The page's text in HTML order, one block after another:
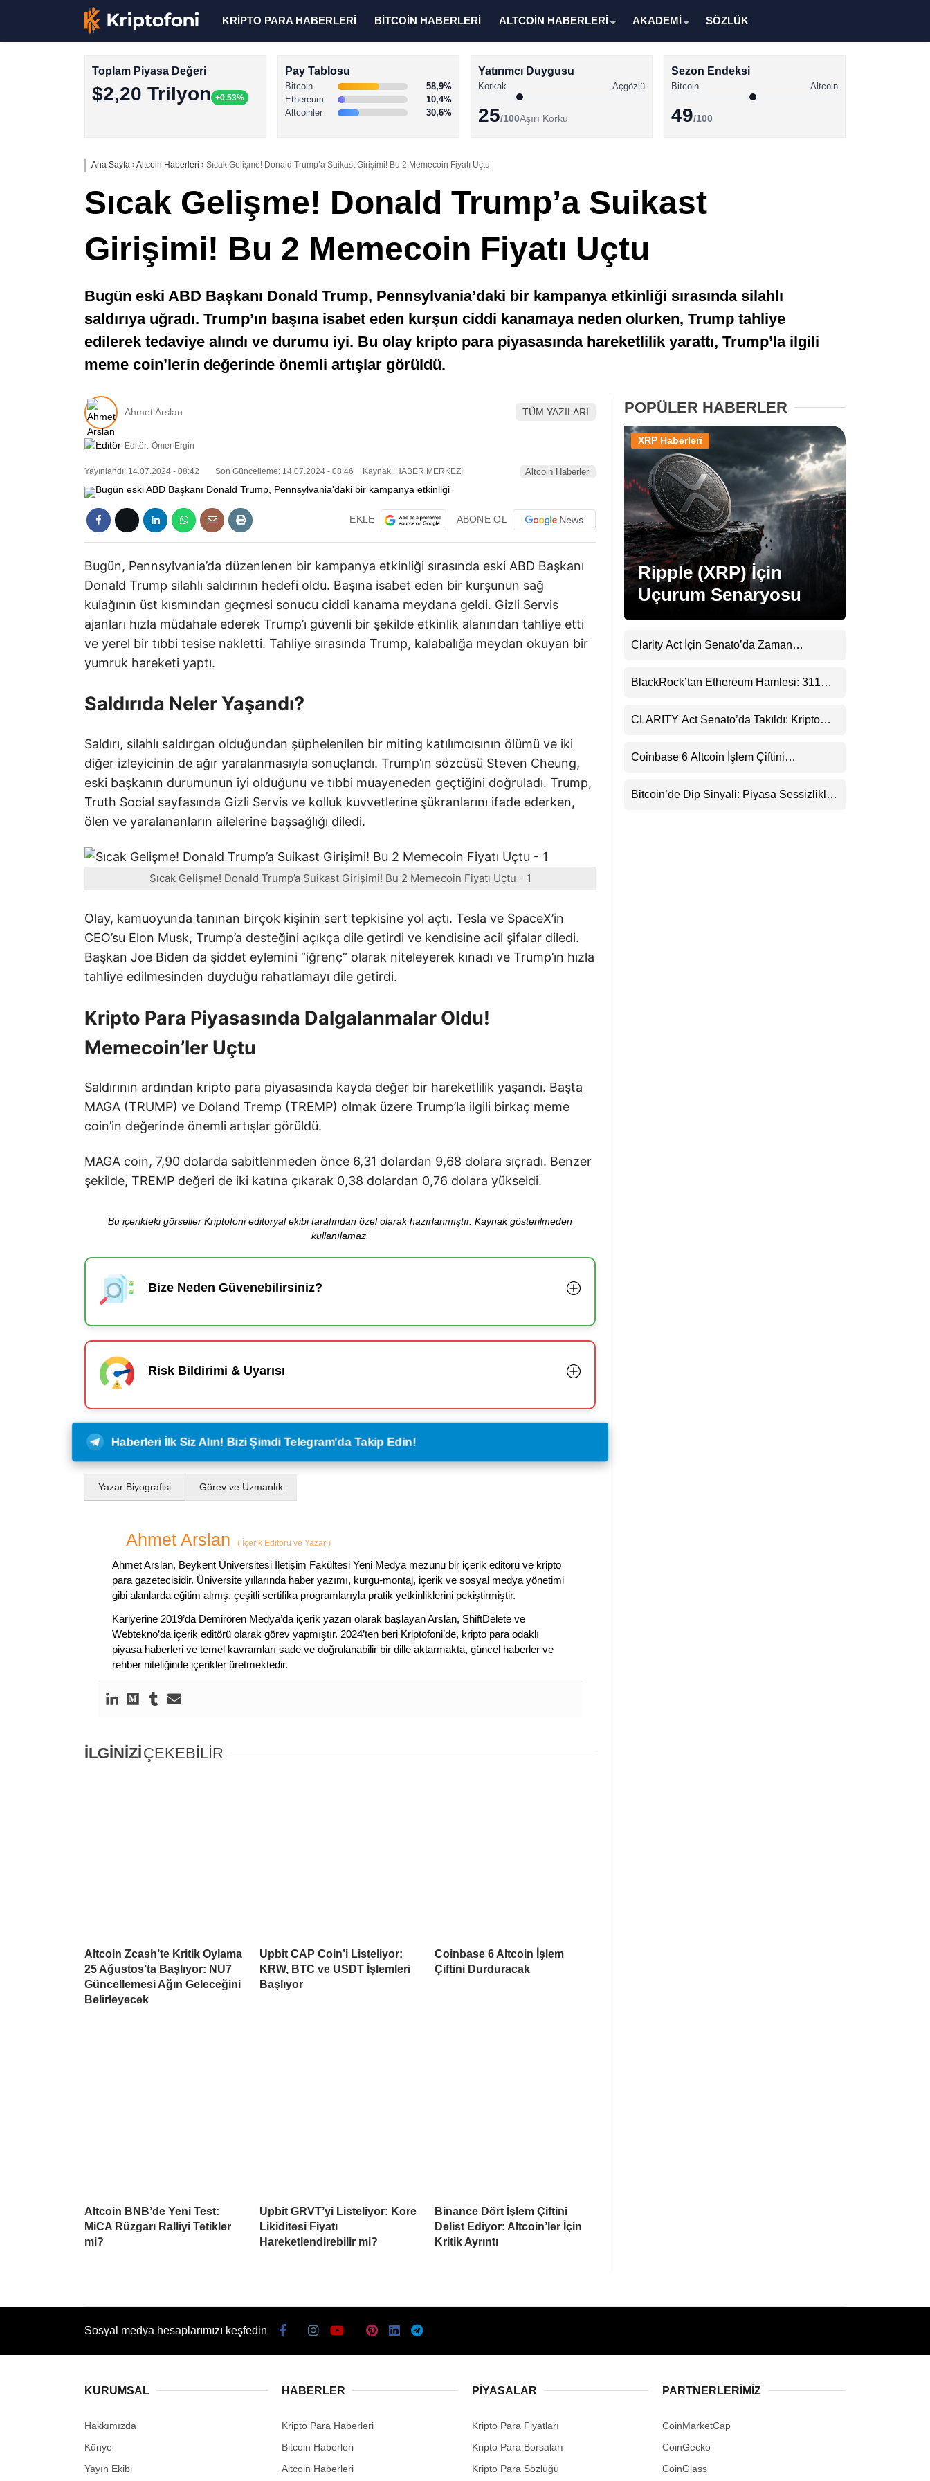
Stablecoin Haberleri
Instagram
Youtube
TikTok
KRİPTO PARA HABERLERİ BİTCOİN HABERLERİ ALTCOİN HABERLERİ AKADEMİ SÖZLÜK
Toplam Piyasa Değeri
$2,20 Trilyon +0.53%
Pay Tablosu
Bitcoin
58,9%
Ethereum
10,4%
Altcoinler
30,6%
Yatırımcı Duygusu
Korkak Açgözlü
25/100Aşırı Korku
Sezon Endeksi
Bitcoin Altcoin
49/100
Ana Sayfa ›Altcoin Haberleri › Sıcak Gelişme! Donald Trump’a Suikast Girişimi! Bu 2 Memecoin Fiyatı Uçtu
Sıcak Gelişme! Donald Trump’a Suikast
Girişimi! Bu 2 Memecoin Fiyatı Uçtu
Bugün eski ABD Başkanı Donald Trump, Pennsylvania’daki bir kampanya etkinliği sırasında silahlı
saldırıya uğradı. Trump’ın başına isabet eden kurşun ciddi kanamaya neden olurken, Trump tahliye
edilerek tedaviye alındı ve durumu iyi. Bu olay kripto para piyasasında hareketlilik yarattı, Trump’la ilgili
meme coin’lerin değerinde önemli artışlar görüldü.
Ahmet Arslan TÜM YAZILARI
Editör: Ömer Ergin
Yayınlandı: 14.07.2024 - 08:42 Son Güncelleme: 14.07.2024 - 08:46 Kaynak: HABER MERKEZI Altcoin Haberleri
EKLE ABONE OL
Bugün, Pennsylvania’da düzenlenen bir kampanya etkinliği sırasında eski ABD Başkanı
Donald Trump silahlı saldırının hedefi oldu. Başına isabet eden bir kurşunun sağ
kulağının üst kısmından geçmesi sonucu ciddi kanama meydana geldi. Gizli Servis
ajanları hızla müdahale ederek Trump’ı güvenli bir şekilde etkinlik alanından tahliye etti
ve yerel bir tıbbi tesise nakletti. Tahliye sırasında Trump, kalabalığa meydan okuyan bir
yumruk hareketi yaptı.
Saldırıda Neler Yaşandı?
Saldırı, silahlı saldırgan olduğundan şüphelenilen bir miting katılımcısının ölümü ve iki
diğer izleyicinin de ağır yaralanmasıyla sonuçlandı. Trump’ın sözcüsü Steven Cheung,
eski başkanın durumunun iyi olduğunu ve tıbbi muayeneden geçtiğini doğruladı. Trump,
Truth Social sayfasında Gizli Servis ve kolluk kuvvetlerine şükranlarını ifade ederken,
ölen ve yaralananların ailelerine başsağlığı diledi.
Sıcak Gelişme! Donald Trump’a Suikast Girişimi! Bu 2 Memecoin Fiyatı Uçtu - 1
Olay, kamuoyunda tanınan birçok kişinin sert tepkisine yol açtı. Tesla ve SpaceX’in
CEO’su Elon Musk, Trump’a desteğini açıkça dile getirdi ve kendisine acil şifalar diledi.
Başkan Joe Biden da şiddet eylemini “iğrenç” olarak niteleyerek kınadı ve Trump’ın hızla
tahliye edilmesinden duyduğu rahatlamayı dile getirdi.
Kripto Para Piyasasında Dalgalanmalar Oldu!
Memecoin’ler Uçtu
Saldırının ardından kripto para piyasasında kayda değer bir hareketlilik yaşandı. Başta
MAGA (TRUMP) ve Doland Tremp (TREMP) olmak üzere Trump’la ilgili birkaç meme
coin’in değerinde önemli artışlar görüldü.
MAGA coin, 7,90 dolarda sabitlenmeden önce 6,31 dolardan 9,68 dolara sıçradı. Benzer
şekilde, TREMP değeri de iki katına çıkarak 0,38 dolardan 0,76 dolara yükseldi.
Bu içerikteki görseller Kriptofoni editoryal ekibi tarafından özel olarak hazırlanmıştır. Kaynak gösterilmeden
kullanılamaz.
Bize Neden Güvenebilirsiniz?
Risk Bildirimi & Uyarısı
Haberleri İlk Siz Alın! Bizi Şimdi Telegram'da Takip Edin!
Yazar Biyografisi Görev ve Uzmanlık
Ahmet Arslan ( İçerik Editörü ve Yazar )
Ahmet Arslan, Beykent Üniversitesi İletişim Fakültesi Yeni Medya mezunu bir içerik editörü ve kripto
para gazetecisidir. Üniversite yıllarında haber yazımı, kurgu-montaj, içerik ve sosyal medya yönetimi
gibi alanlarda eğitim almış, çeşitli sertifika programlarıyla pratik yetkinliklerini pekiştirmiştir.
Kariyerine 2019’da Demirören Medya’da içerik yazarı olarak başlayan Arslan, ShiftDelete ve
Webtekno’da içerik editörü olarak görev yapmıştır. 2024’ten beri Kriptofoni’de, kripto para odaklı
piyasa haberleri ve temel kavramları sade ve doğrulanabilir bir dille aktarmakta, güncel haberler ve
rehber niteliğinde içerikler üretmektedir.
İLGİNİZİÇEKEBİLİR
Altcoin Zcash’te Kritik Oylama
25 Ağustos’ta Başlıyor: NU7
Güncellemesi Ağın Geleceğini
Belirleyecek
Upbit CAP Coin’i Listeliyor:
KRW, BTC ve USDT İşlemleri
Başlıyor
Coinbase 6 Altcoin İşlem
Çiftini Durduracak
Altcoin BNB’de Yeni Test:
MiCA Rüzgarı Ralliyi Tetikler
mi?
Upbit GRVT’yi Listeliyor: Kore
Likiditesi Fiyatı
Hareketlendirebilir mi?
Binance Dört İşlem Çiftini
Delist Ediyor: Altcoin’ler İçin
Kritik Ayrıntı
POPÜLER HABERLER
Ripple (XRP) İçin
Uçurum Senaryosu
XRP Haberleri
Clarity Act İçin Senato’da Zaman
BlackRock’tan Ethereum Hamlesi: 311
CLARITY Act Senato’da Takıldı: Kripto
Coinbase 6 Altcoin İşlem Çiftini
Bitcoin’de Dip Sinyali: Piyasa Sessizlikle
Sosyal medya hesaplarımızı keşfedin
KURUMSAL
Hakkımızda
Künye
Yayın Ekibi
HABERLER
Kripto Para Haberleri
Bitcoin Haberleri
Altcoin Haberleri
PIYASALAR
Kripto Para Fiyatları
Kripto Para Borsaları
Kripto Para Sözlüğü
PARTNERLERIMIZ
CoinMarketCap
CoinGecko
CoinGlass